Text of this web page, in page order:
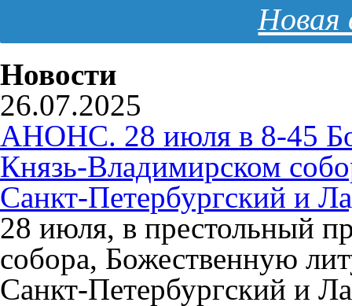
Новая
Новости
26.07.2025
АНОНС. 28 июля в 8-45
Князь-Владимирском
Санкт-Петербургский и
28 июля, в престольный
собора, Божественную
Санкт-Петербургский и